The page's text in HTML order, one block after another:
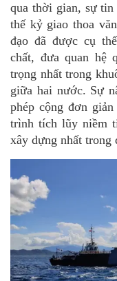
qua thời gian, sựtin
thế kỷ giao thoa
đạo đã được cụ
chất, đưa quan hệ
trọng nhất trong
giữa hai nước. Sự
phép cộng đơn
trình tích lũy niềm
xây dựng nhất trong